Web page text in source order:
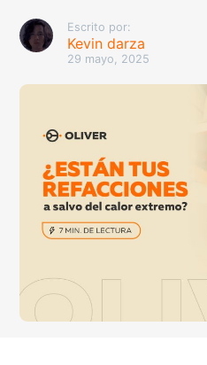
Escrito por:
Kevin darza
29 mayo, 2025